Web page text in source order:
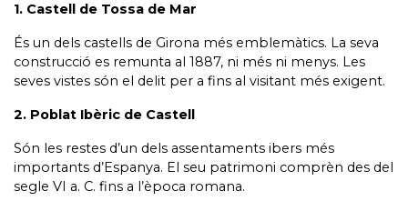
1. Castell de Tossa de Mar
És un dels castells de Girona més emblemàtics. La seva
construcció es remunta al 1887, ni més ni menys. Les
seves vistes són el delit per a fins al visitant més exigent.
2. Poblat Ibèric de Castell
Són les restes d’un dels assentaments ibers més
importants d’Espanya. El seu patrimoni comprèn des del
segle VI a. C. fins a l’època romana.